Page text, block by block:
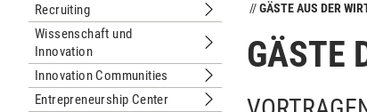
Recruiting
Untermenu Recruiting
Wissenschaft und
Innovation
Untermenu Wissenschaft und
Innovation Communities
Untermenu Innovation
Entrepreneurship Center
Untermenu Entrepreneurship
GÄSTE AUS DER
GÄSTE